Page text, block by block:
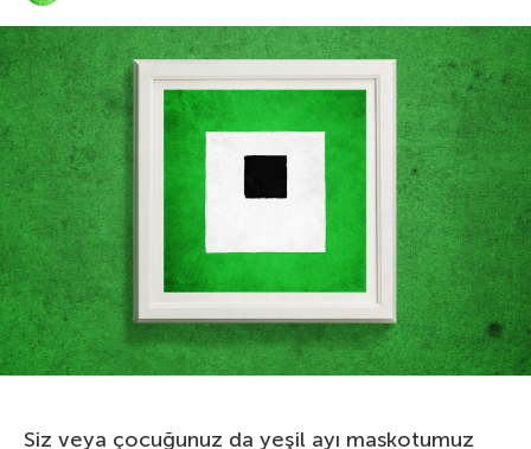
Siz veya çocuğunuz da yeşil ayı maskotumuz